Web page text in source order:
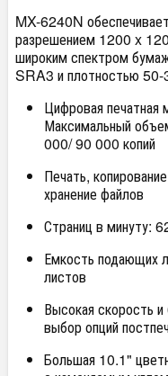
MX-6240N
разрешением 1200 x
широким спектром
SRA3 и плотностью
Цифровая печатная
Максимальный
000/ 90 000 копий
Печать,
хранение файлов
Страниц в минуту:
Емкость подающих
листов
Высокая скорость
выбор опций
Большая 10.1"